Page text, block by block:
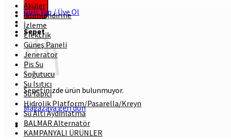
Giriş Yap / Üye Ol
Sepet
Sepetinizde ürün bulunmuyor.
Mağazaya geri dön
Aküler
İklimlendirme
İzleme
Elektrik
Güneş Paneli
Jenerator
Pis Su
Soğutucu
Su Isıtıcı
Su Yapıcı
Hidrolik Platform/Pasarella/Kreyn
Su Altı Aydınlatma
BALMAR Alternatör
KAMPANYALI ÜRÜNLER